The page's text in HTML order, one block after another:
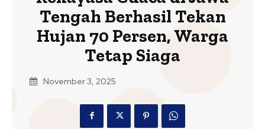
Tengah Berhasil Tekan
Hujan 70 Persen, Warga
Tetap Siaga
November 3, 2025